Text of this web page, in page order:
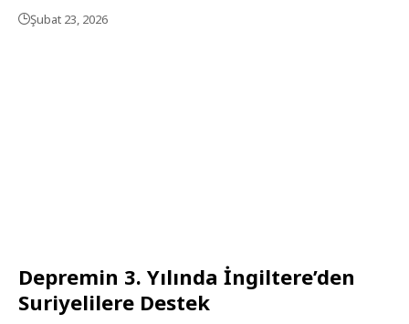
Şubat 23, 2026
Depremin 3. Yılında İngiltere’den
Suriyelilere Destek